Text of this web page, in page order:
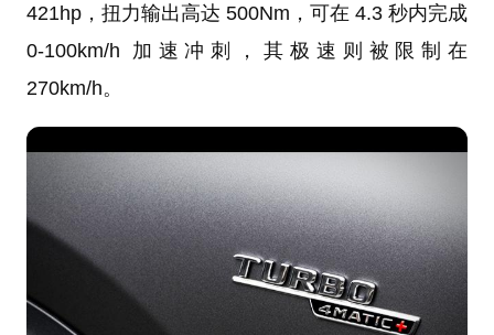
421hp，扭力输出高达 500Nm，可在 4.3 秒内完成
0-100km/h 加速冲刺，其极速则被限制在
270km/h。